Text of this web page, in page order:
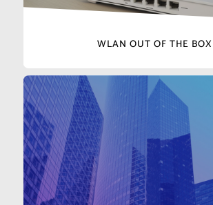
WLAN OUT OF THE BOX